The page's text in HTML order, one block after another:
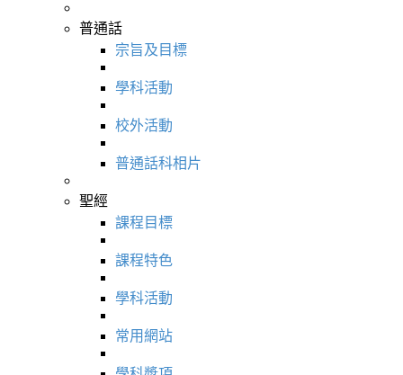
普通話
宗旨及目標
學科活動
校外活動
普通話科相片
聖經
課程目標
課程特色
學科活動
常用網站